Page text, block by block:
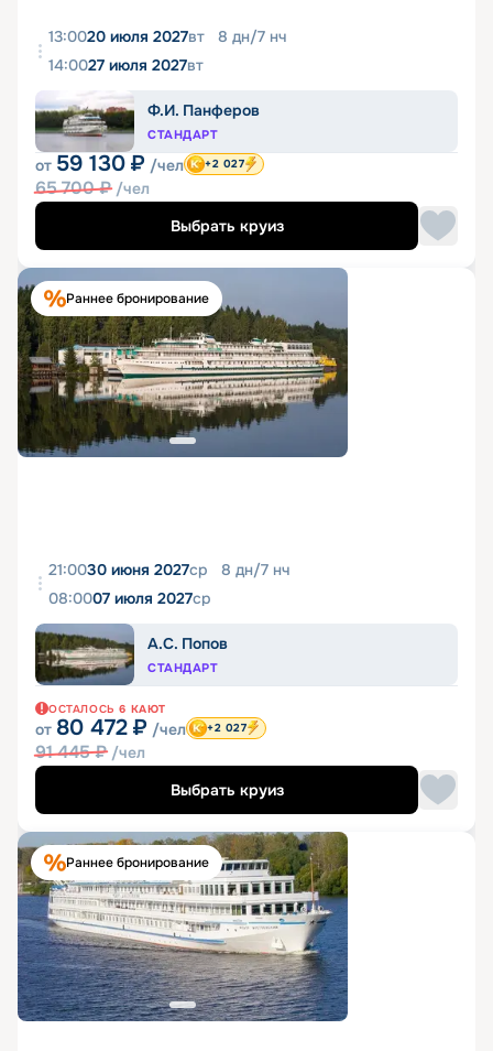
13:0020 июля 2027вт 8 дн/7 нч
14:0027 июля 2027вт
Ф.И. Панферов
СТАНДАРТ
от 59 130 ₽ /чел
65 700₽ /чел
+2 027
Выбрать круиз
Раннее бронирование
21:0030 июня 2027ср 8 дн/7 нч
08:0007 июля 2027ср
А.С. Попов
СТАНДАРТ
ОСТАЛОСЬ 6 КАЮТ
от 80 472 ₽ /чел
91 445₽ /чел
+2 027
Выбрать круиз
Раннее бронирование